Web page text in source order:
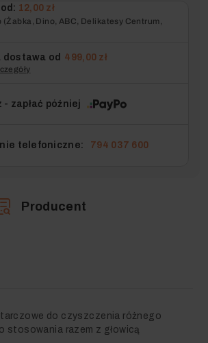
12,00 zł
(Żabka, Dino, ABC, Delikatesy Centrum,
dostawa od 499,00 zł
- zapłać później
telefoniczne: 794 037 600
Producent
tarczowe do czyszczenia różnego
stosowania razem z głowicą